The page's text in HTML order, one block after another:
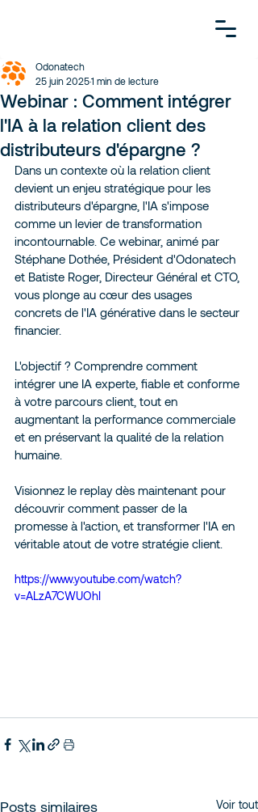
Webinar : Comment intégrer
l'IA à la relation client des
distributeurs d'épargne ?
Odonatech
25 juin 20251 min de lecture
Dans un contexte où la relation client
devient un enjeu stratégique pour les
distributeurs d'épargne, l'IA s'impose
comme un levier de transformation
incontournable. Ce webinar, animé par
Stéphane Dothée, Président d'Odonatech
et Batiste Roger, Directeur Général et CTO,
vous plonge au cœur des usages
concrets de l'IA générative dans le secteur
financier.
L'objectif ? Comprendre comment
intégrer une IA experte, fiable et conforme
à votre parcours client, tout en
augmentant la performance commerciale
et en préservant la qualité de la relation
humaine.
Visionnez le replay dès maintenant pour
découvrir comment passer de la
promesse à l'action, et transformer l'IA en
véritable atout de votre stratégie client.
https://www.youtube.com/watch?
v=ALzA7CWUOhI
Posts similaires Voir tout